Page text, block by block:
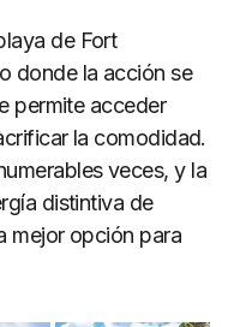
de Fort
donde la acción se
permite acceder
la comodidad.
veces, y la
distintiva de
mejor opción para